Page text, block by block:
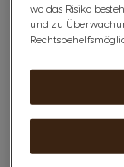
Diese Aktion
oder Rabatten
Aktionscodes
NESCAFÉ®
wo das Risiko
und zu